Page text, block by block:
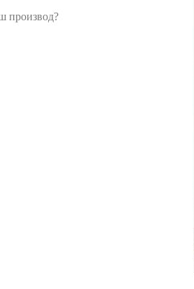
производ?